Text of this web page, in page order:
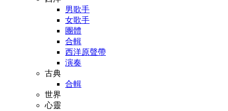
男歌手
女歌手
團體
合輯
西洋原聲帶
演奏
古典
合輯
世界
心靈